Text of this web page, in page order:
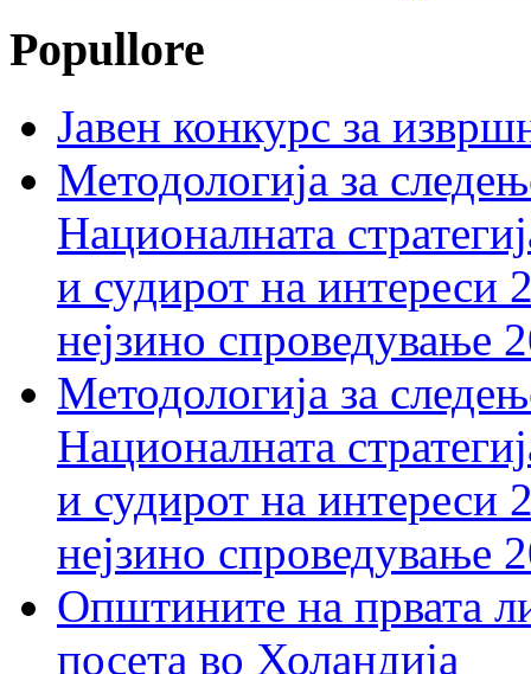
Popullore
Јавен конкурс за
Методологија за
Националната
и судирот на интереси
нејзино спроведување
Методологија за
Националната
и судирот на интереси
нејзино спроведување
Општините на првата
посета во Холандија